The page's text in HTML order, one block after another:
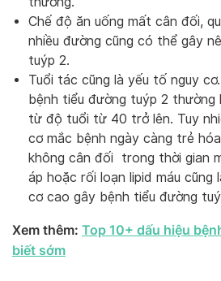
Chế độ ăn uống mất cân đối,
nhiều đường cũng có thể gây
tuýp 2.
Tuổi tác cũng là yếu tố nguy
bệnh tiểu đường tuýp 2 thường
từ độ tuổi từ 40 trở lên. Tuy
cơ mắc bệnh ngày càng trẻ
không cân đối trong thời gian
áp hoặc rối loạn lipid máu cũng
cơ cao gây bệnh tiểu đường
Xem thêm: Top 10+ dấu hiệu
biết sớm